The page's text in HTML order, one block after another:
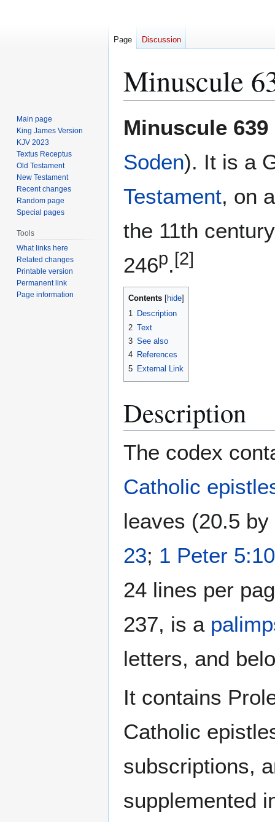
Minuscule
toto
Minuscule 639
Soden). It is a
Testament, on
the 11th
246p. [2]
Contents
1 Description
2 Text
3 See also
4 References
5 External Link
Description
The codex
Catholic
leaves (20.5
23; 1 Peter 5:10
24 lines per
237, is a
letters, and
It contains
Catholic
subscriptions,
supplemented
Page Discussion
Main page
King James Version
KJV 2023
Textus Receptus
Old Testament
New Testament
Recent changes
Random page
Special pages
Tools
What links here
Related changes
Printable version
Permanent link
Page information